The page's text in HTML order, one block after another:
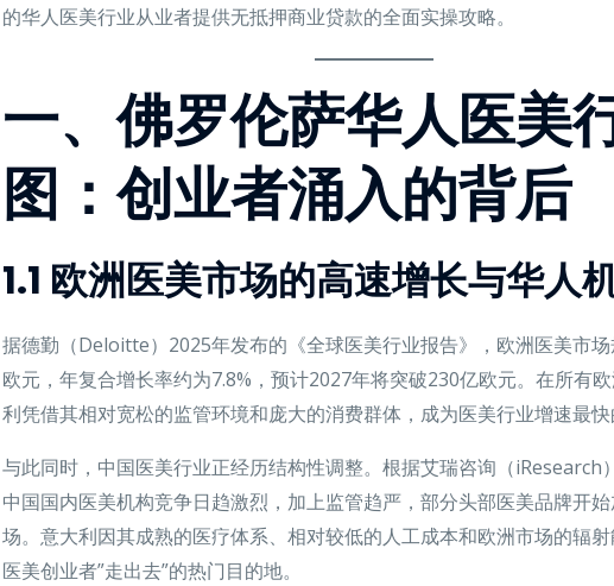
的华人医美行业从业者提供无抵押商业贷款的全面实操攻略。
一、佛罗伦萨华人医美
图：创业者涌入的背后
1.1 欧洲医美市场的高速增长与华人
据德勤（Deloitte）2025年发布的《全球医美行业报告》，欧洲医美市
欧元，年复合增长率约为7.8%，预计2027年将突破230亿欧元。在所有
利凭借其相对宽松的监管环境和庞大的消费群体，成为医美行业增速最快
与此同时，中国医美行业正经历结构性调整。根据艾瑞咨询（iResearch
中国国内医美机构竞争日趋激烈，加上监管趋严，部分头部医美品牌开
场。意大利因其成熟的医疗体系、相对较低的人工成本和欧洲市场的辐
医美创业者”走出去”的热门目的地。